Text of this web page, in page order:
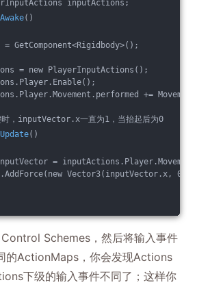
inputActions;
Awake()
new PlayerInputActions();
+=
inputVector.x一直为1，当抬起后为0
Update()
=
Vector3(inputVector.x, 0,
Schemes，然后将输入事件
的ActionMaps，你会发现Actions
下级的输入事件不同了；这样你